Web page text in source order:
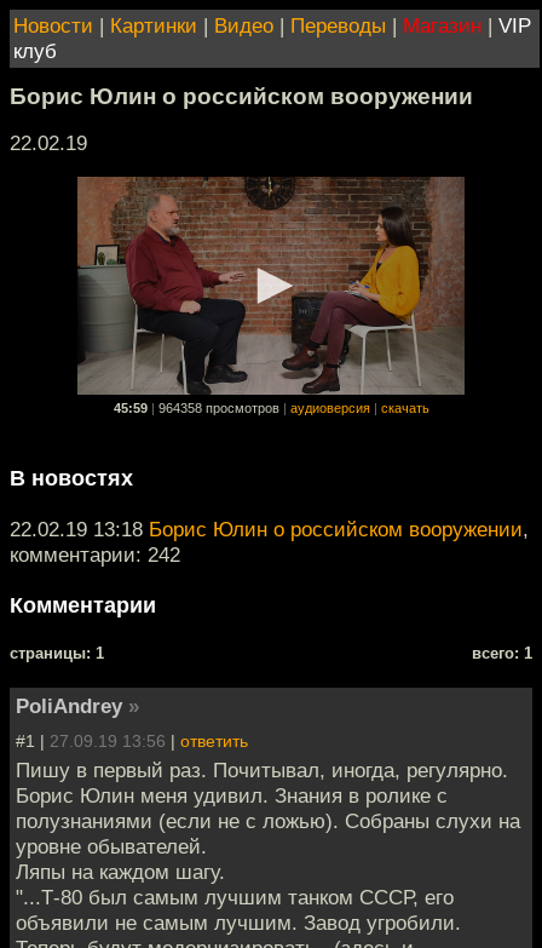
Новости | Картинки | Видео | Переводы | Магазин | VIP
клуб
Борис Юлин о российском вооружении
22.02.19
45:59 964358 просмотров аудиоверсия скачать
В новостях
22.02.19 13:18 Борис Юлин о российском вооружении,
комментарии: 242
Комментарии
cтраницы: 1 всего: 1
PoliAndrey »
#1 | 27.09.19 13:56 | ответить
Пишу в первый раз. Почитывал, иногда, регулярно.
Борис Юлин меня удивил. Знания в ролике с
полузнаниями (если не с ложью). Собраны слухи на
уровне обывателей.
Ляпы на каждом шагу.
"...Т-80 был самым лучшим танком СССР, его
объявили не самым лучшим. Завод угробили.